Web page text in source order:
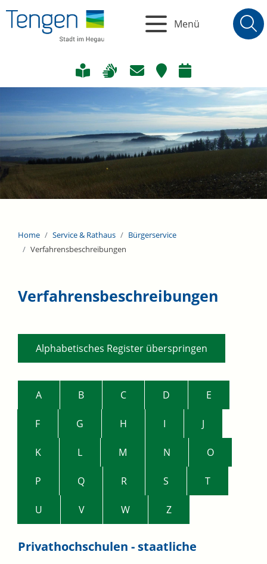
Menü
Home Service & Rathaus
Bürgerservice
Verfahrensbeschreibungen
Verfahrensbeschreibungen
Alphabetisches Register überspringen
A B C D E
F G H I J
K L M N O
P Q R S T
U V W Z
Privathochschulen - staatliche